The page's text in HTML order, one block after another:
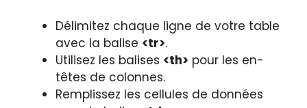
Délimitez chaque ligne de votre table
avec la balise <tr>.
Utilisez les balises <th> pour les en-
têtes de colonnes.
Remplissez les cellules de données